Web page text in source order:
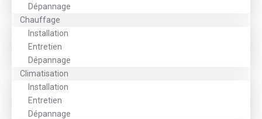
Dépannage
Chauffage
Installation
Entretien
Dépannage
Climatisation
Installation
Entretien
Dépannage